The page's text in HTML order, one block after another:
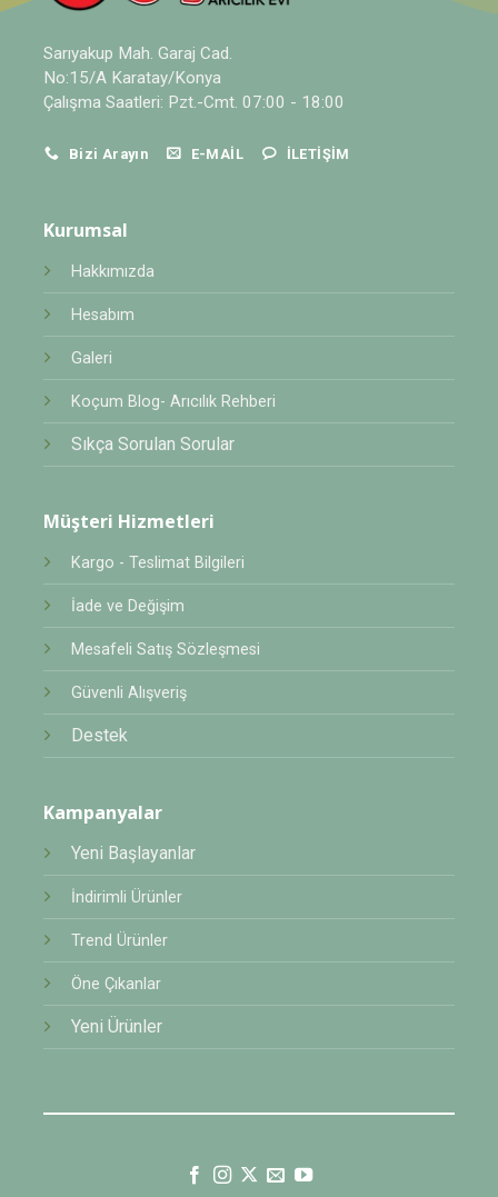
Sarıyakup Mah. Garaj Cad.
No:15/A Karatay/Konya
Çalışma Saatleri: Pzt.-Cmt. 07:00 - 18:00
Bizi Arayın E-MAIL İLETIŞIM
Kurumsal
Hakkımızda
Hesabım
Galeri
Koçum Blog- Arıcılık Rehberi
Sıkça Sorulan Sorular
Müşteri Hizmetleri
Kargo - Teslimat Bilgileri
İade ve Değişim
Mesafeli Satış Sözleşmesi
Güvenli Alışveriş
Destek
Kampanyalar
Yeni Başlayanlar
İndirimli Ürünler
Trend Ürünler
Öne Çıkanlar
Yeni Ürünler